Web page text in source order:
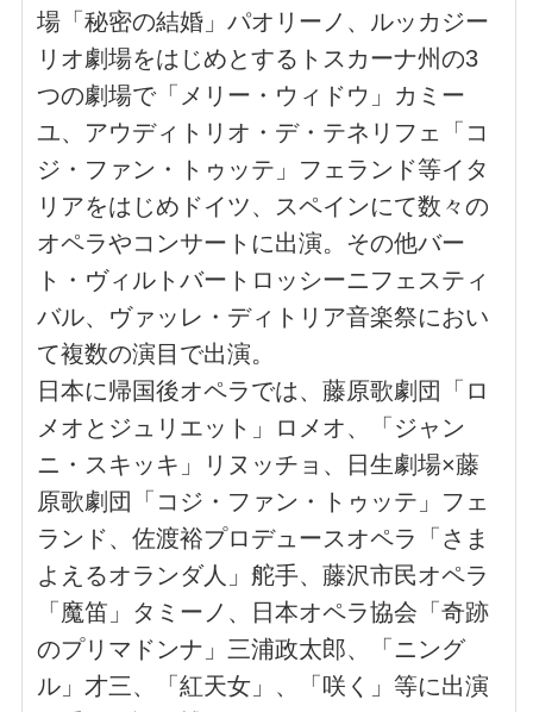
場「秘密の結婚」パオリーノ、ルッカジー
リオ劇場をはじめとするトスカーナ州の3
つの劇場で「メリー・ウィドウ」カミー
ユ、アウディトリオ・デ・テネリフェ「コ
ジ・ファン・トゥッテ」フェランド等イタ
リアをはじめドイツ、スペインにて数々の
オペラやコンサートに出演。その他バー
ト・ヴィルトバートロッシーニフェスティ
バル、ヴァッレ・ディトリア音楽祭におい
て複数の演目で出演。
日本に帰国後オペラでは、藤原歌劇団「ロ
メオとジュリエット」ロメオ、「ジャン
ニ・スキッキ」リヌッチョ、日生劇場×藤
原歌劇団「コジ・ファン・トゥッテ」フェ
ランド、佐渡裕プロデュースオペラ「さま
よえるオランダ人」舵手、藤沢市民オペラ
「魔笛」タミーノ、日本オペラ協会「奇跡
のプリマドンナ」三浦政太郎、「ニング
ル」才三、「紅天女」、「咲く」等に出演